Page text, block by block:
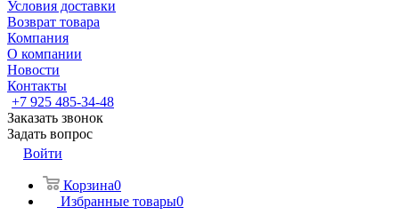
Условия доставки
Возврат товара
Компания
О компании
Новости
Контакты
+7 925 485-34-48
Заказать звонок
Задать вопрос
Войти
Корзина0
Избранные товары0